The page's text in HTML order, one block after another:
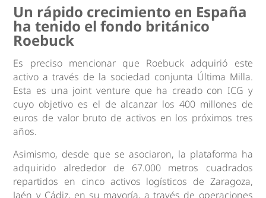
Un rápido crecimiento en España
ha tenido el fondo británico
Roebuck
Es preciso mencionar que Roebuck adquirió este
activo a través de la sociedad conjunta Última Milla.
Esta es una joint venture que ha creado con ICG y
cuyo objetivo es el de alcanzar los 400 millones de
euros de valor bruto de activos en los próximos tres
años.
Asimismo, desde que se asociaron, la plataforma ha
adquirido alrededor de 67.000 metros cuadrados
repartidos en cinco activos logísticos de Zaragoza,
Jaén y Cádiz, en su mayoría, a través de operaciones